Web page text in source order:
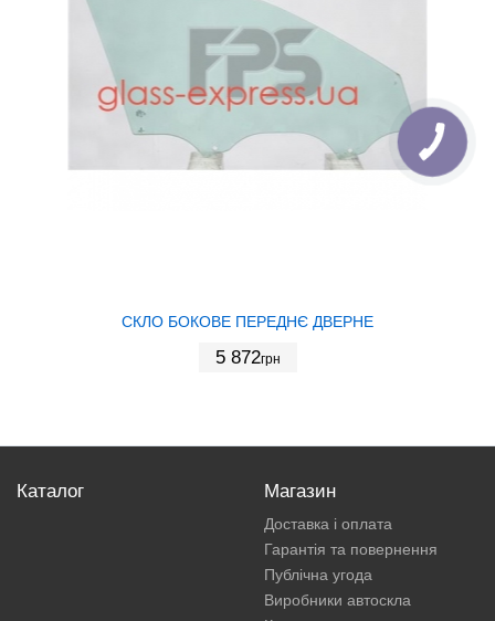
СКЛО БОКОВЕ ПЕРЕДНЄ ДВЕРНЕ
5 872грн
Каталог Магазин
Доставка і оплата
Гарантія та повернення
Публічна угода
Виробники автоскла